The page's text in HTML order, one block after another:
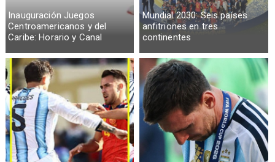
Inauguración Juegos
Centroamericanos y del
Caribe: Horario y Canal
Mundial 2030: Seis países
anfitriones en tres
continentes